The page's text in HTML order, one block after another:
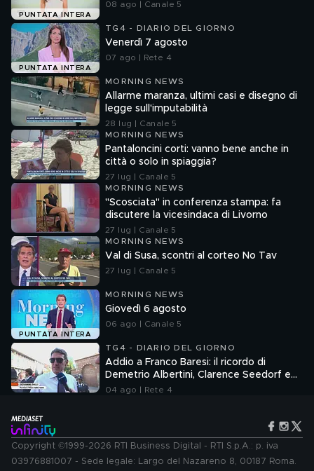
PUNTATA INTERA
08 ago | Canale 5
PUNTATA INTERA
TG4 - DIARIO DEL GIORNO
Venerdì 7 agosto
07 ago | Rete 4
MORNING NEWS
Allarme maranza, ultimi casi e disegno di
legge sull'imputabilità
28 lug | Canale 5
MORNING NEWS
Pantaloncini corti: vanno bene anche in
città o solo in spiaggia?
27 lug | Canale 5
MORNING NEWS
"Scosciata" in conferenza stampa: fa
discutere la vicesindaca di Livorno
27 lug | Canale 5
MORNING NEWS
Val di Susa, scontri al corteo No Tav
27 lug | Canale 5
PUNTATA INTERA
MORNING NEWS
Giovedì 6 agosto
06 ago | Canale 5
TG4 - DIARIO DEL GIORNO
Addio a Franco Baresi: il ricordo di
Demetrio Albertini, Clarence Seedorf e
Giovanni Galli
04 ago | Rete 4
Copyright ©1999-2026 RTI Business Digital - RTI S.p.A.: p. iva
03976881007 - Sede legale: Largo del Nazareno 8, 00187 Roma.